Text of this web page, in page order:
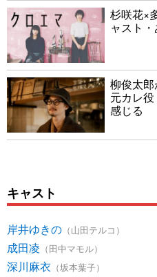
杉咲花×
ャスト・
柳俊太
元カレ役
感じる
キャスト
岸井ゆきの （山田テルコ）
成田凌 （田中マモル）
深川麻衣 （坂本葉子）